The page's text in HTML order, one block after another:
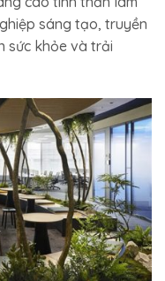
sáng tạo, truyền
sức khỏe và trải